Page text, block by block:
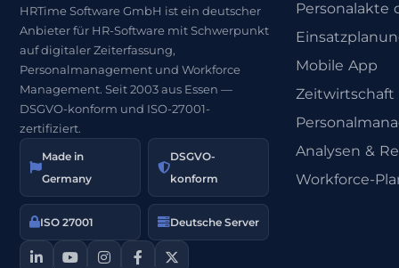
HRTime Software GmbH ist ein deutscher
Anbieter für HR-Software mit Schwerpunkt
auf digitaler Zeiterfassung,
Personalmanagement und Workforce
Management. Seit 2003 aus Essen —
DSGVO-konform und ISO-27001-
zertifiziert.
Made in
Germany
DSGVO-
konform
ISO 27001 Deutsche Server
Personalakte
Mobile App
Zeitwirtschaft
Analysen &
Workforce-